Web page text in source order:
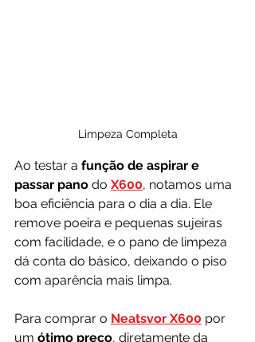
Limpeza Completa
Ao testar a função de aspirar e
passar pano do X600, notamos uma
boa eficiência para o dia a dia. Ele
remove poeira e pequenas sujeiras
com facilidade, e o pano de limpeza
dá conta do básico, deixando o piso
com aparência mais limpa.
Para comprar o Neatsvor X600 por
um ótimo preço, diretamente da